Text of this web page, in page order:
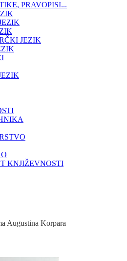
PRAVOPISI...
JEZIK
KNJIŽEVNOSTI
Augustina Korpara